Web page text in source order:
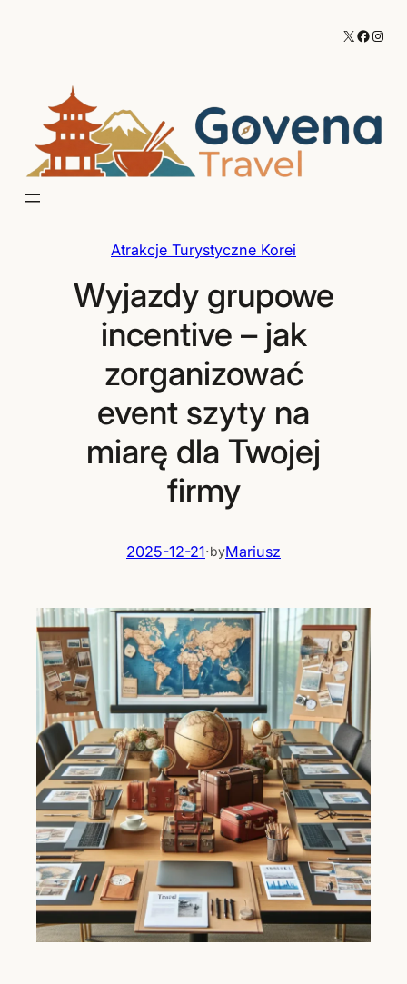
X
Atrakcje Turystyczne Korei
Wyjazdy grupowe
incentive – jak
zorganizować
event szyty na
miarę dla Twojej
firmy
2025-12-21·byMariusz